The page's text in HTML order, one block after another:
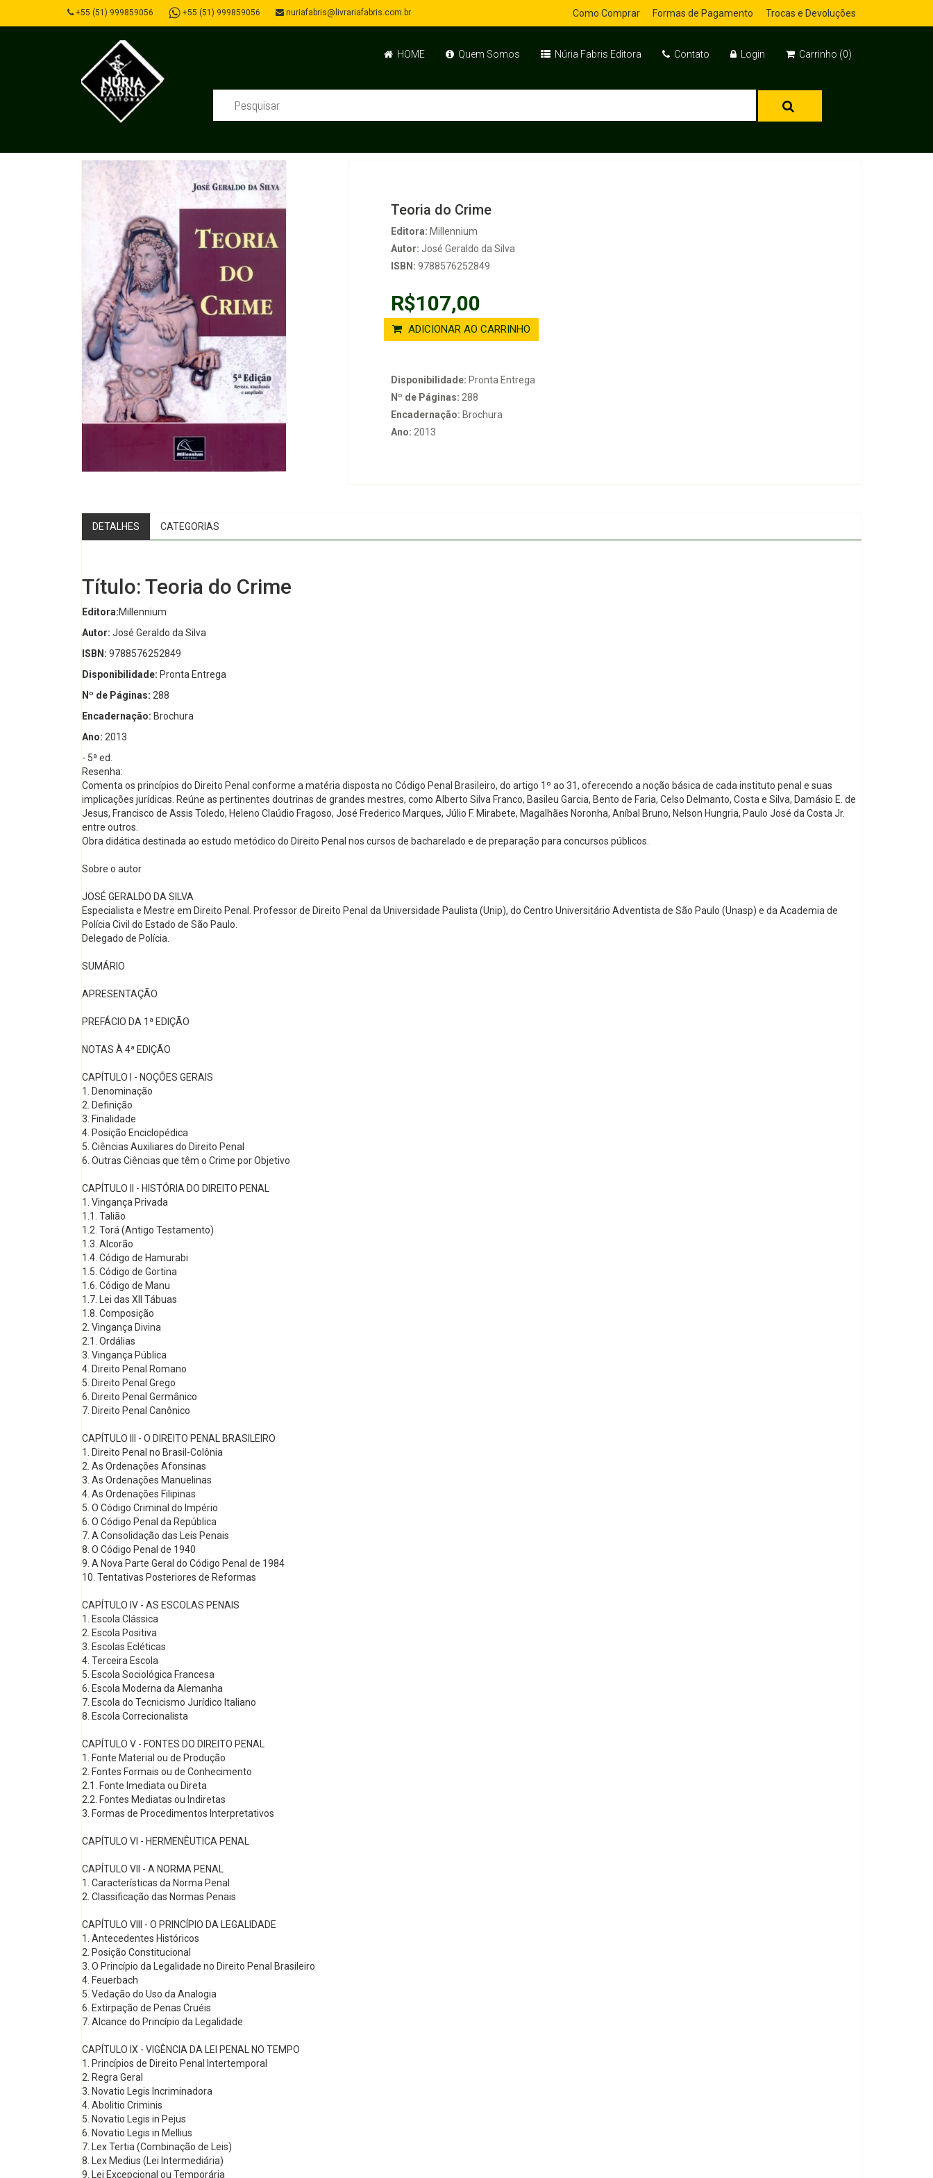
+55 (51) 999859056 +55 (51) 999859056 nuriafabris@livrariafabris.com.br Como Comprar Formas de Pagamento Trocas e Devoluções
HOME Quem Somos Núria Fabris Editora Contato Login Carrinho (0)
Teoria do Crime
Editora: Millennium
Autor: José Geraldo da Silva
ISBN: 9788576252849
R$107,00
ADICIONAR AO CARRINHO
Disponibilidade: Pronta Entrega
Nº de Páginas: 288
Encadernação: Brochura
Ano: 2013
DETALHES CATEGORIAS
Título: Teoria do Crime
Editora:Millennium
Autor: José Geraldo da Silva
ISBN: 9788576252849
Disponibilidade: Pronta Entrega
Nº de Páginas: 288
Encadernação: Brochura
Ano: 2013
- 5ª ed.
Resenha:
Comenta os princípios do Direito Penal conforme a matéria disposta no Código Penal Brasileiro, do artigo 1º ao 31, oferecendo a noção básica de cada instituto penal e suas
implicações jurídicas. Reúne as pertinentes doutrinas de grandes mestres, como Alberto Silva Franco, Basileu Garcia, Bento de Faria, Celso Delmanto, Costa e Silva, Damásio E. de
Jesus, Francisco de Assis Toledo, Heleno Claúdio Fragoso, José Frederico Marques, Júlio F. Mirabete, Magalhães Noronha, Aníbal Bruno, Nelson Hungria, Paulo José da Costa Jr.
entre outros.
Obra didática destinada ao estudo metódico do Direito Penal nos cursos de bacharelado e de preparação para concursos públicos.
Sobre o autor
JOSÉ GERALDO DA SILVA
Especialista e Mestre em Direito Penal. Professor de Direito Penal da Universidade Paulista (Unip), do Centro Universitário Adventista de São Paulo (Unasp) e da Academia de
Polícia Civil do Estado de São Paulo.
Delegado de Polícia.
SUMÁRIO
APRESENTAÇÃO
PREFÁCIO DA 1ª EDIÇÃO
NOTAS À 4ª EDIÇÃO
CAPÍTULO I - NOÇÕES GERAIS
1. Denominação
2. Definição
3. Finalidade
4. Posição Enciclopédica
5. Ciências Auxiliares do Direito Penal
6. Outras Ciências que têm o Crime por Objetivo
CAPÍTULO II - HISTÓRIA DO DIREITO PENAL
1. Vingança Privada
1.1. Talião
1.2. Torá (Antigo Testamento)
1.3. Alcorão
1.4. Código de Hamurabi
1.5. Código de Gortina
1.6. Código de Manu
1.7. Lei das XII Tábuas
1.8. Composição
2. Vingança Divina
2.1. Ordálias
3. Vingança Pública
4. Direito Penal Romano
5. Direito Penal Grego
6. Direito Penal Germânico
7. Direito Penal Canônico
CAPÍTULO III - O DIREITO PENAL BRASILEIRO
1. Direito Penal no Brasil-Colônia
2. As Ordenações Afonsinas
3. As Ordenações Manuelinas
4. As Ordenações Filipinas
5. O Código Criminal do Império
6. O Código Penal da República
7. A Consolidação das Leis Penais
8. O Código Penal de 1940
9. A Nova Parte Geral do Código Penal de 1984
10. Tentativas Posteriores de Reformas
CAPÍTULO IV - AS ESCOLAS PENAIS
1. Escola Clássica
2. Escola Positiva
3. Escolas Ecléticas
4. Terceira Escola
5. Escola Sociológica Francesa
6. Escola Moderna da Alemanha
7. Escola do Tecnicismo Jurídico Italiano
8. Escola Correcionalista
CAPÍTULO V - FONTES DO DIREITO PENAL
1. Fonte Material ou de Produção
2. Fontes Formais ou de Conhecimento
2.1. Fonte Imediata ou Direta
2.2. Fontes Mediatas ou Indiretas
3. Formas de Procedimentos Interpretativos
CAPÍTULO VI - HERMENÊUTICA PENAL
CAPÍTULO VII - A NORMA PENAL
1. Características da Norma Penal
2. Classificação das Normas Penais
CAPÍTULO VIII - O PRINCÍPIO DA LEGALIDADE
1. Antecedentes Históricos
2. Posição Constitucional
3. O Princípio da Legalidade no Direito Penal Brasileiro
4. Feuerbach
5. Vedação do Uso da Analogia
6. Extirpação de Penas Cruéis
7. Alcance do Princípio da Legalidade
CAPÍTULO IX - VIGÊNCIA DA LEI PENAL NO TEMPO
1. Princípios de Direito Penal Intertemporal
2. Regra Geral
3. Novatio Legis Incriminadora
4. Abolitio Criminis
5. Novatio Legis in Pejus
6. Novatio Legis in Mellius
7. Lex Tertia (Combinação de Leis)
8. Lex Medius (Lei Intermediária)
9. Lei Excepcional ou Temporária